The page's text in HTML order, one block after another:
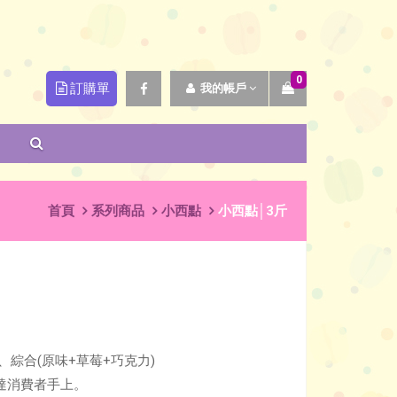
訂購單 我的帳戶
0
首頁 系列商品 小西點 小西點│3斤
綜合(原味+草莓+巧克力)
費者手上。